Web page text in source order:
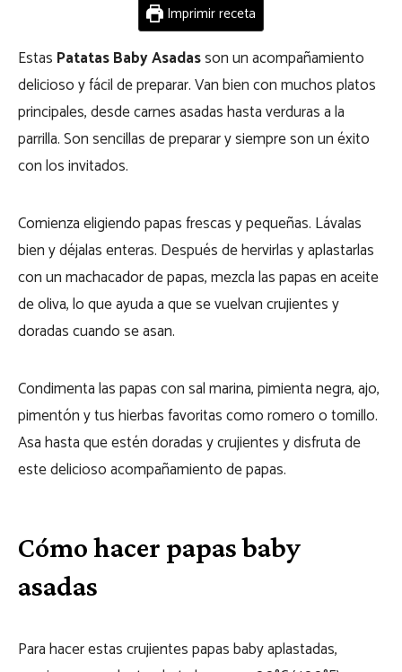
Imprimir receta
Estas Patatas Baby Asadasson un acompañamiento
delicioso y fácil de preparar. Van bien con muchos platos
principales, desde carnes asadas hasta verduras a la
parrilla. Son sencillas de preparar y siempre son un éxito
con los invitados.
Comienza eligiendo papas frescas y pequeñas. Lávalas
bien y déjalas enteras. Después de hervirlas y aplastarlas
con un machacador de papas, mezcla las papas en aceite
de oliva, lo que ayuda a que se vuelvan crujientes y
doradas cuando se asan.
Condimenta las papas con sal marina, pimienta negra, ajo,
pimentón y tus hierbas favoritas como romero o tomillo.
Asa hasta que estén doradas y crujientes y disfruta de
este delicioso acompañamiento de papas.
Cómo hacer papas baby
asadas
Para hacer estas crujientes papas baby aplastadas,